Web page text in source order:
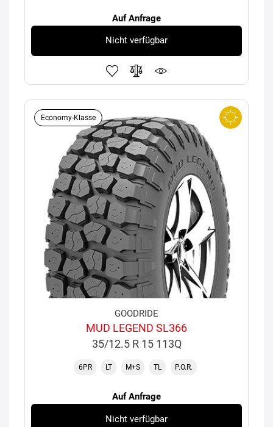
Auf Anfrage
Nicht verfügbar
Economy-Klasse
GOODRIDE
MUD LEGEND SL366
35/12.5 R 15 113Q
6PR LT M+S TL P.O.R.
Auf Anfrage
Nicht verfügbar